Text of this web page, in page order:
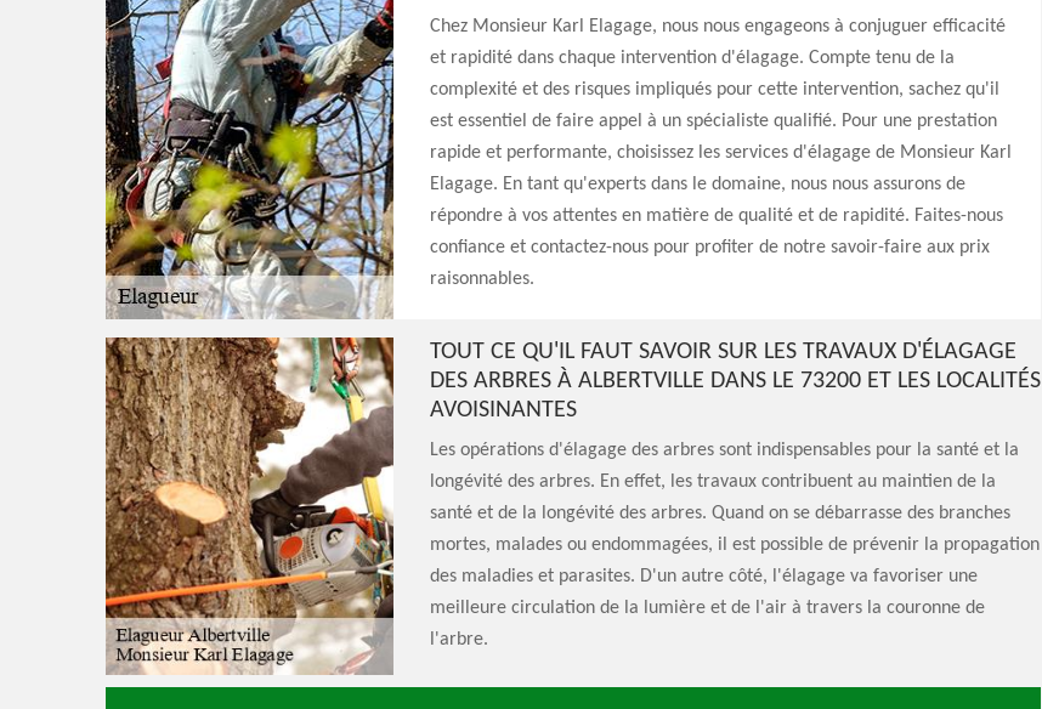
Chez Monsieur Karl Elagage, nous nous engageons à conjuguer efficacité
et rapidité dans chaque intervention d'élagage. Compte tenu de la
complexité et des risques impliqués pour cette intervention, sachez qu'il
est essentiel de faire appel à un spécialiste qualifié. Pour une prestation
rapide et performante, choisissez les services d'élagage de Monsieur Karl
Elagage. En tant qu'experts dans le domaine, nous nous assurons de
répondre à vos attentes en matière de qualité et de rapidité. Faites-nous
confiance et contactez-nous pour profiter de notre savoir-faire aux prix
raisonnables.
TOUT CE QU'IL FAUT SAVOIR SUR LES TRAVAUX D'ÉLAGAGE
DES ARBRES À ALBERTVILLE DANS LE 73200 ET LES LOCALITÉS
AVOISINANTES
Les opérations d'élagage des arbres sont indispensables pour la santé et la
longévité des arbres. En effet, les travaux contribuent au maintien de la
santé et de la longévité des arbres. Quand on se débarrasse des branches
mortes, malades ou endommagées, il est possible de prévenir la propagation
des maladies et parasites. D'un autre côté, l'élagage va favoriser une
meilleure circulation de la lumière et de l'air à travers la couronne de
l'arbre.